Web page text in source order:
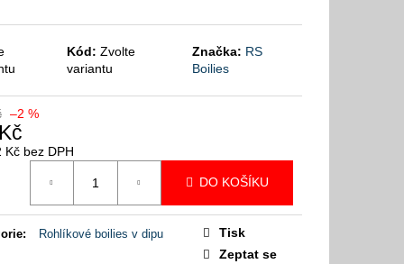
Kód: Zvolte
variantu
Značka: RS
Boilies
–2 %
Kč bez DPH
DO KOŠÍKU
: Rohlíkové boilies v dipu
Tisk
Zeptat se